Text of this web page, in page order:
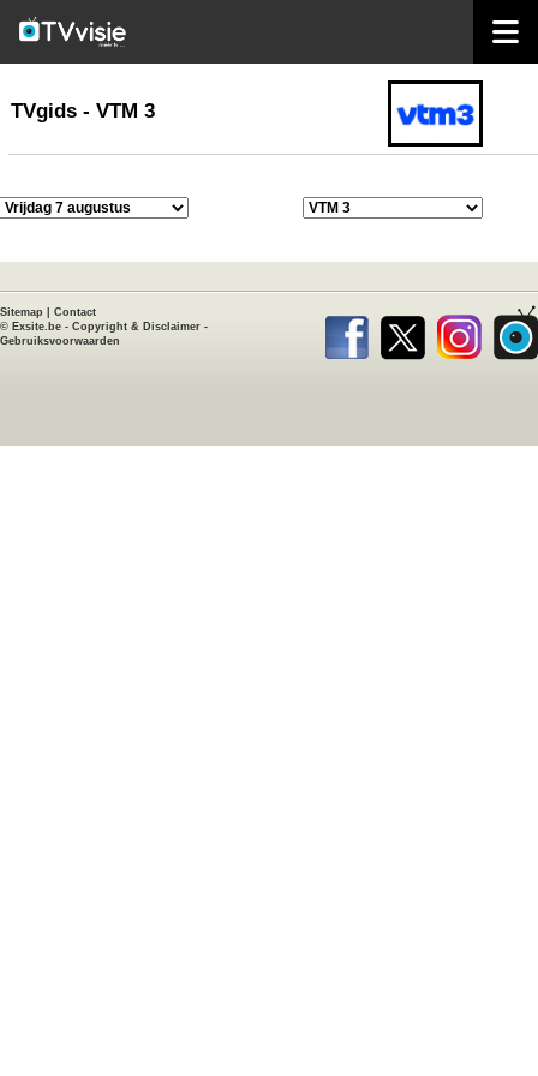
TVgids
TVgids - VTM 3
Sitemap
Contact
© Exsite.be - Copyright & Disclaimer -
Gebruiksvoorwaarden